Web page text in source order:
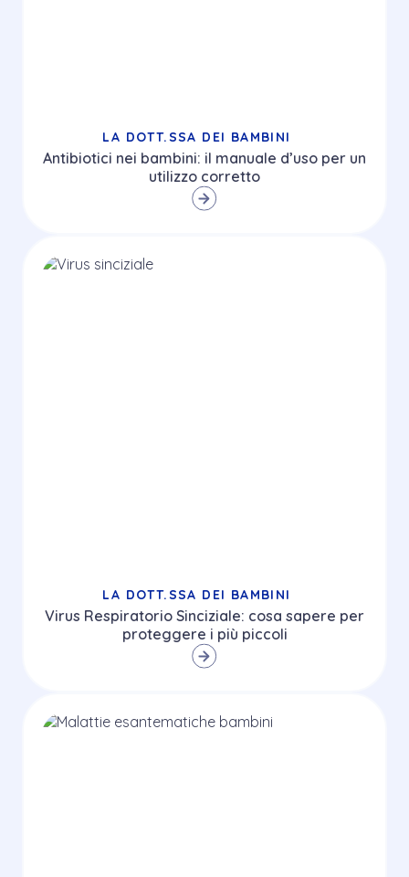
LA DOTT.SSA DEI BAMBINI
Antibiotici nei bambini: il manuale d’uso per un
utilizzo corretto
LA DOTT.SSA DEI BAMBINI
Virus Respiratorio Sinciziale: cosa sapere per
proteggere i più piccoli